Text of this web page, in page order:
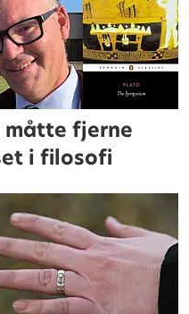
fjerne
i filosofi